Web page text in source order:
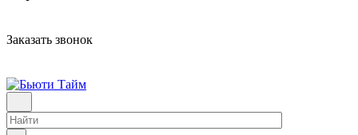
Заказать звонок